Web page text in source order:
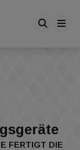
FERTIGT DIE